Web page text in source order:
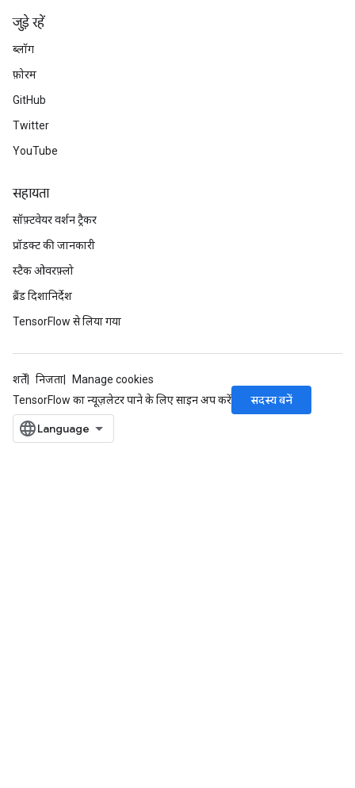
जुड़े रहें
ब्लॉग
फ़ोरम
GitHub
Twitter
YouTube
सहायता
सॉफ़्टवेयर वर्शन ट्रैकर
प्रॉडक्ट की जानकारी
स्टैक ओवरफ़्लो
ब्रैंड दिशानिर्देश
TensorFlow से लिया गया
शर्तें निजता
Manage cookies
TensorFlow का न्यूज़लेटर पाने के लिए साइन अप करें
सदस्य बनें